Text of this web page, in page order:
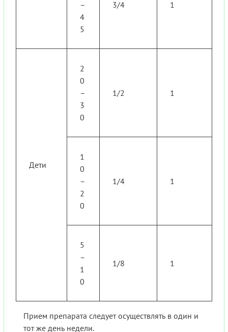
–
4
5
3/4 1
Дети
2
0
–
3
0
1/2 1
1
0
–
2
0
1/4 1
5
–
1
0
1/8 1
Прием препарата следует осуществлять в один и
тот же день недели.